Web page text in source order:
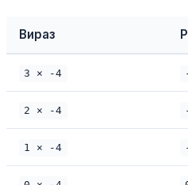
Вираз
3 × -4
2 × -4
1 × -4